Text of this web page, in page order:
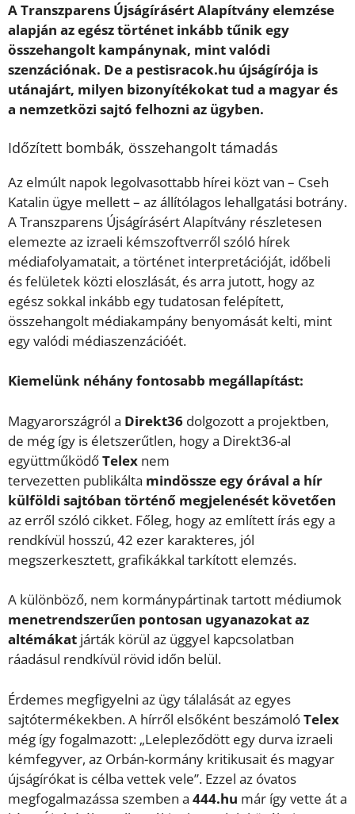
A Transzparens Újságírásért Alapítvány elemzése
alapján az egész történet inkább tűnik egy
összehangolt kampánynak, mint valódi
szenzációnak. De a pestisracok.hu újságírója is
utánajárt, milyen bizonyítékokat tud a magyar és
a nemzetközi sajtó felhozni az ügyben.
Időzített bombák, összehangolt támadás
Az elmúlt napok legolvasottabb hírei közt van – Cseh
Katalin ügye mellett – az állítólagos lehallgatási botrány.
A Transzparens Újságírásért Alapítvány részletesen
elemezte az izraeli kémszoftverről szóló hírek
médiafolyamatait, a történet interpretációját, időbeli
és felületek közti eloszlását, és arra jutott, hogy az
egész sokkal inkább egy tudatosan felépített,
összehangolt médiakampány benyomását kelti, mint
egy valódi médiaszenzációét.
Kiemelünk néhány fontosabb megállapítást:
Magyarországról a Direkt36 dolgozott a projektben,
de még így is életszerűtlen, hogy a Direkt36-al
együttműködőTelex nem
tervezetten publikálta mindössze egy órával a hír
külföldi sajtóban történő megjelenését követően
az erről szóló cikket. Főleg, hogy az említett írás egy a
rendkívül hosszú, 42 ezer karakteres, jól
megszerkesztett, grafikákkal tarkított elemzés.
A különböző, nem kormánypártinak tartott médiumok
menetrendszerűen pontosan ugyanazokat az
altémákat járták körül az üggyel kapcsolatban
ráadásul rendkívül rövid időn belül.
Érdemes megfigyelni az ügy tálalását az egyes
sajtótermékekben. A hírről elsőként beszámolóTelex
még így fogalmazott: „Lelepleződött egy durva izraeli
kémfegyver, az Orbán-kormány kritikusait és magyar
újságírókat is célba vettek vele”. Ezzel az óvatos
megfogalmazássa szemben a 444.hu már így vette át a